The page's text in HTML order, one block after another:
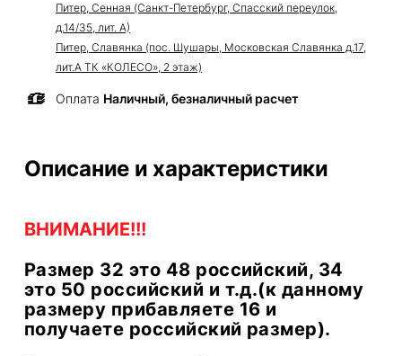
Питер, Сенная (Санкт-Петербург, Спасский переулок,
д.14/35, лит. А)
Питер, Славянка (пос. Шушары, Московская Славянка д.17,
лит.А ТК «КОЛЕСО», 2 этаж)
Оплата Наличный, безналичный расчет
Описание и характеристики
ВНИМАНИЕ!!!
Размер 32 это 48 российский, 34
это 50 российский и т.д.(к данному
размеру прибавляете 16 и
получаете российский размер).